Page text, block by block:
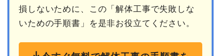
損しないために、この「解体工事で失敗しな
いための手順書」を是非お役立てください。